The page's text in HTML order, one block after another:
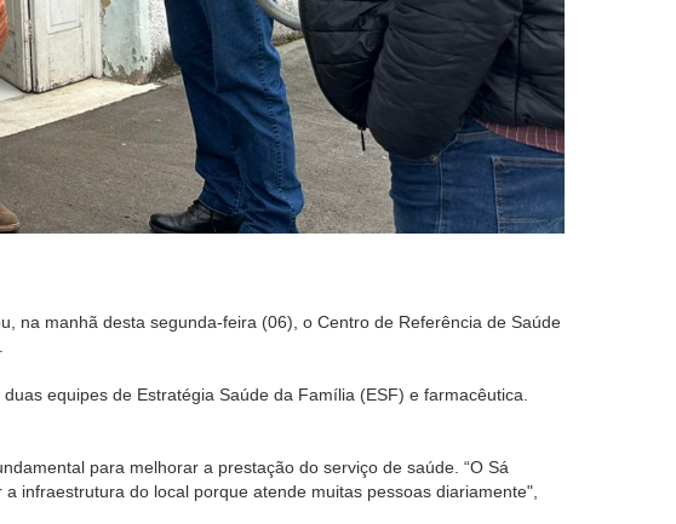
na manhã desta segunda-feira (06), o Centro de Referência de Saúde
equipes de Estratégia Saúde da Família (ESF) e farmacêutica.
para melhorar a prestação do serviço de saúde. “O Sá
infraestrutura do local porque atende muitas pessoas diariamente",